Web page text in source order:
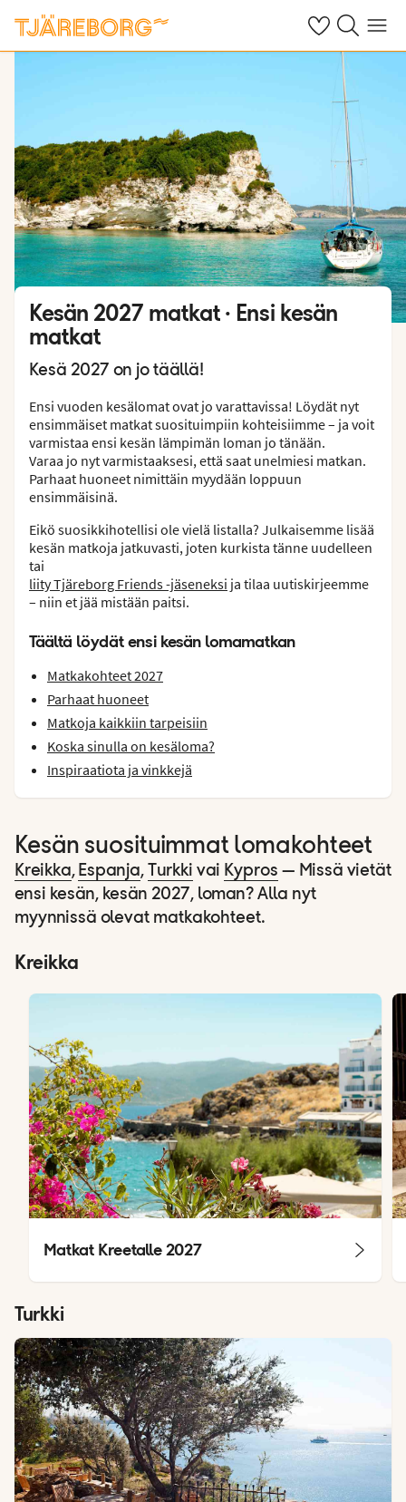
OmatHaku Valikko
Kesän 2027 matkat · Ensi kesän
matkat
Kesä 2027 on jo täällä!
Ensi vuoden kesälomat ovat jo varattavissa! Löydät nyt
ensimmäiset matkat suosituimpiin kohteisiimme – ja voit
varmistaa ensi kesän lämpimän loman jo tänään.
Varaa jo nyt varmistaaksesi, että saat unelmiesi matkan.
Parhaat huoneet nimittäin myydään loppuun
ensimmäisinä.
Eikö suosikkihotellisi ole vielä listalla? Julkaisemme lisää
kesän matkoja jatkuvasti, joten kurkista tänne uudelleen
tai
liity Tjäreborg Friends -jäseneksi ja tilaa uutiskirjeemme
– niin et jää mistään paitsi.
Täältä löydät ensi kesän lomamatkan
Matkakohteet 2027
Parhaat huoneet
Matkoja kaikkiin tarpeisiin
Koska sinulla on kesäloma?
Inspiraatiota ja vinkkejä
Kesän suosituimmat lomakohteet
Kreikka, Espanja, Turkki vai Kypros — Missä vietät
ensi kesän, kesän 2027, loman? Alla nyt
myynnissä olevat matkakohteet.
Kreikka
Matkat Kreetalle 2027
Turkki